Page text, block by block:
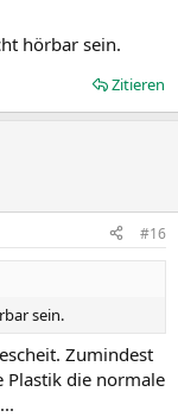
hörbar sein.
Zitieren
#16
sein.
Zumindest
Plastik die normale